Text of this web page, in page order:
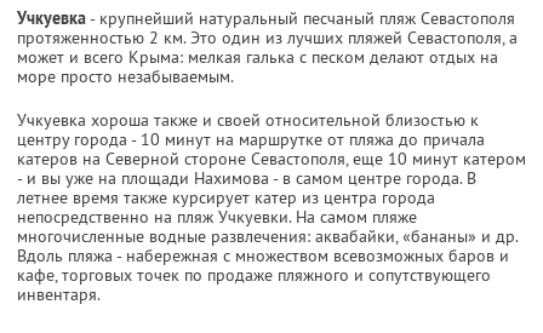
Учкуевка- крупнейший натуральный песчаный пляж Севастополя
протяженностью 2 км. Это один из лучших пляжей Севастополя, а
может и всего Крыма: мелкая галька с песком делают отдых на
море просто незабываемым.
Учкуевка хороша также и своей относительной близостью к
центру города - 10 минут на маршрутке от пляжа до причала
катеров на Северной стороне Севастополя, еще 10 минут катером
- и вы уже на площади Нахимова - в самом центре города. В
летнее время также курсирует катер из центра города
непосредственно на пляж Учкуевки. На самом пляже
многочисленные водные развлечения: аквабайки, «бананы» и др.
Вдоль пляжа - набережная с множеством всевозможных баров и
кафе, торговых точек по продаже пляжного и сопутствующего
инвентаря.